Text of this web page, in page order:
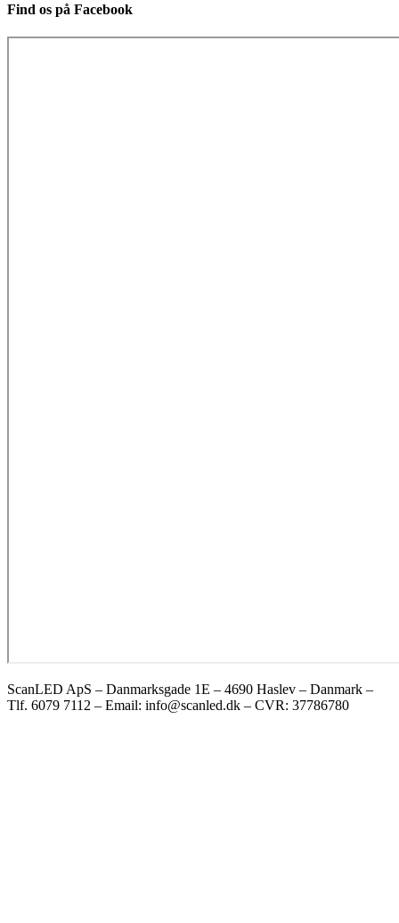
Find os på Facebook
ScanLED ApS – Danmarksgade 1E – 4690 Haslev – Danmark –
Tlf. 6079 7112 – Email: info@scanled.dk – CVR: 37786780